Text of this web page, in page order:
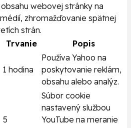
webovej stránky na
zhromažďovanie spätnej
strán.
Trvanie Popis
1 hodina
Používa Yahoo na
poskytovanie reklám,
obsahu alebo analýz.
5
Súbor cookie
nastavený službou
YouTube na meranie